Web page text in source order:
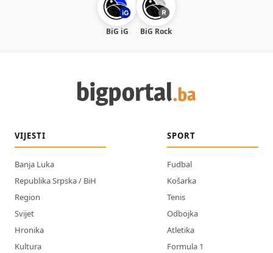
BiG iG BiG Rock
VIJESTI
Banja Luka
Republika Srpska / BiH
Region
Svijet
Hronika
Kultura
SPORT
Fudbal
Košarka
Tenis
Odbojka
Atletika
Formula 1